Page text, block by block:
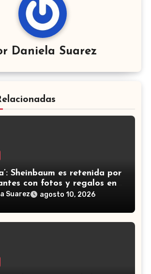
Daniela Suarez
Sheinbaum es retenida por
regalos en
(VIDEO)
Suarez agosto 10, 2026